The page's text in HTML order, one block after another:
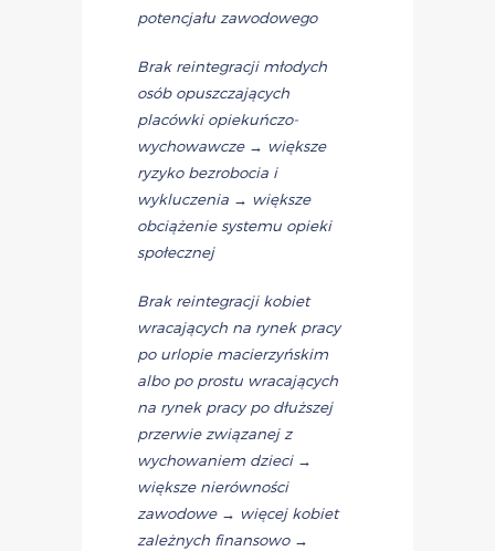
potencjału zawodowego
Brak reintegracji młodych
osób opuszczających
placówki opiekuńczo-
wychowawcze → większe
ryzyko bezrobocia i
wykluczenia → większe
obciążenie systemu opieki
społecznej
Brak reintegracji kobiet
wracających na rynek pracy
po urlopie macierzyńskim
albo po prostu wracających
na rynek pracy po dłuższej
przerwie związanej z
wychowaniem dzieci →
większe nierówności
zawodowe → więcej kobiet
zależnych finansowo →